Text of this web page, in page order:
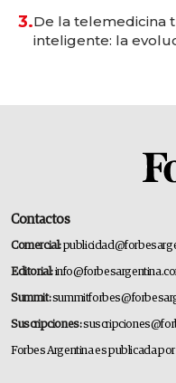
3.De la telemedicina
inteligente: la
Contactos
Comercial:
Editorial:
Summit:
Suscripciones:
Forbes Argentina es publicada